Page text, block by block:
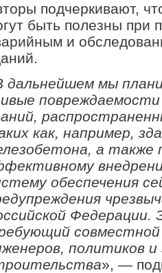
подчеркивают,
быть полезны при
и
дальнейшем мы
как, например,
а также
обеспечения
Федерации.
политиков
», —